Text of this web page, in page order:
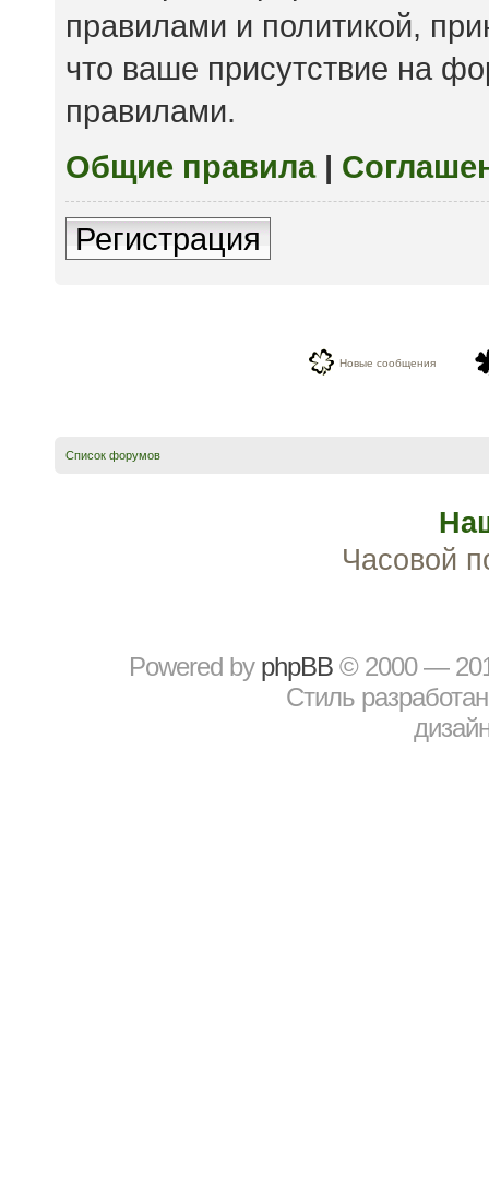
правилами и политикой,
что ваше присутствие на
правилами.
Общие правила|
Регистрация
Новые сообщения
Список форумов
Часовой
Powered by рhрBВ © 2000 —
Стиль